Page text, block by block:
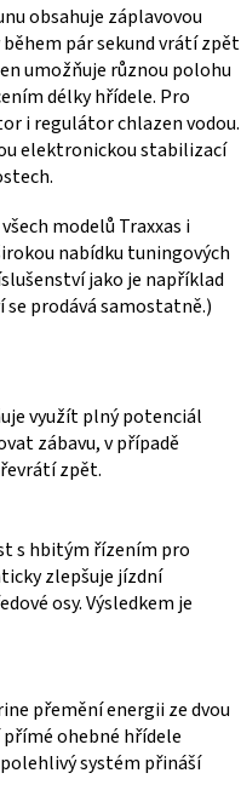
obsahuje záplavovou
pár sekund vrátí zpět
umožňuje různou polohu
délky hřídele. Pro
i regulátor chlazen vodou.
elektronickou stabilizací
modelů Traxxas i
nabídku tuningových
jako je například
prodává samostatně.)
využít plný potenciál
zábavu, v případě
zpět.
s hbitým řízením pro
zlepšuje jízdní
osy. Výsledkem je
přemění energii ze dvou
ohebné hřídele
systém přináší